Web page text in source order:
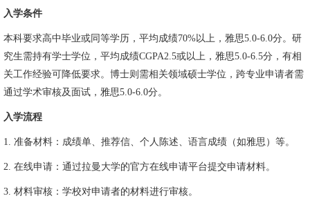
入学条件
本科要求高中毕业或同等学历，平均成绩70%以上，雅思5.0-6.0分。研
究生需持有学士学位，平均成绩CGPA2.5或以上，雅思5.0-6.5分，有相
关工作经验可降低要求。博士则需相关领域硕士学位，跨专业申请者需
通过学术审核及面试，雅思5.0-6.0分。
入学流程
1. 准备材料：成绩单、推荐信、个人陈述、语言成绩（如雅思）等。
2. 在线申请：通过拉曼大学的官方在线申请平台提交申请材料。
3. 材料审核：学校对申请者的材料进行审核。